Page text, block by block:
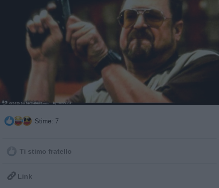
Stime: 7
Ti stimo fratello
 Link